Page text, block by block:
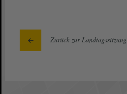
Zurück zur Landtagssitzung